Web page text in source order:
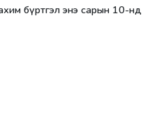
бүртгэл энэ сарын 10-нд